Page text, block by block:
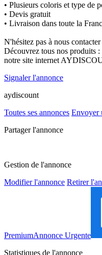
• Plusieurs coloris et type de
• Devis gratuit
• Livraison dans toute la
N'hésitez pas à nous
Découvrez tous nos produits
notre site internet
Signaler l'annonce
aydiscount
Toutes ses annonces Envoyer
Partager l'annonce
Gestion de l'annonce
Modifier l'annonce Retirer
PremiumAnnonce Urgente
Statistiques de l'annonce